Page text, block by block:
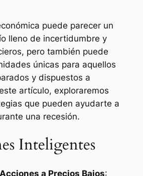
puede parecer un
lleno de incertidumbre y
pero también puede
únicas para aquellos
y dispuestos a
artículo, exploraremos
que pueden ayudarte a
una recesión.
Inteligentes
a Precios Bajos: